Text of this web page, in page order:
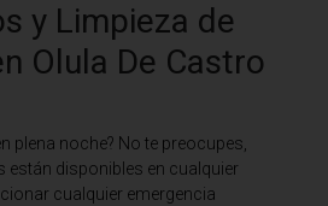
y Limpieza de
Olula De Castro
plena noche? No te preocupes,
disponibles en cualquier
cualquier emergencia